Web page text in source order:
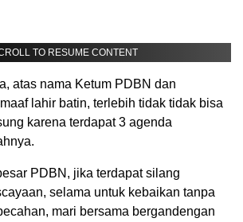
TO RESUME CONTENT
atas nama Ketum PDBN dan
lahir batin, terlebih tidak tidak bisa
karena terdapat 3 agenda
PDBN, jika terdapat silang
selama untuk kebaikan tanpa
mari bersama bergandengan